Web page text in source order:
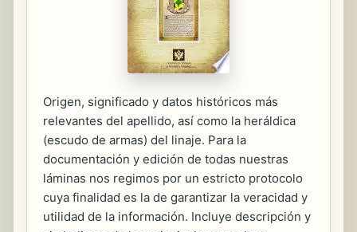
Origen, significado y datos históricos más
relevantes del apellido, así como la heráldica
(escudo de armas) del linaje. Para la
documentación y edición de todas nuestras
láminas nos regimos por un estricto protocolo
cuya finalidad es la de garantizar la veracidad y
utilidad de la información. Incluye descripción y